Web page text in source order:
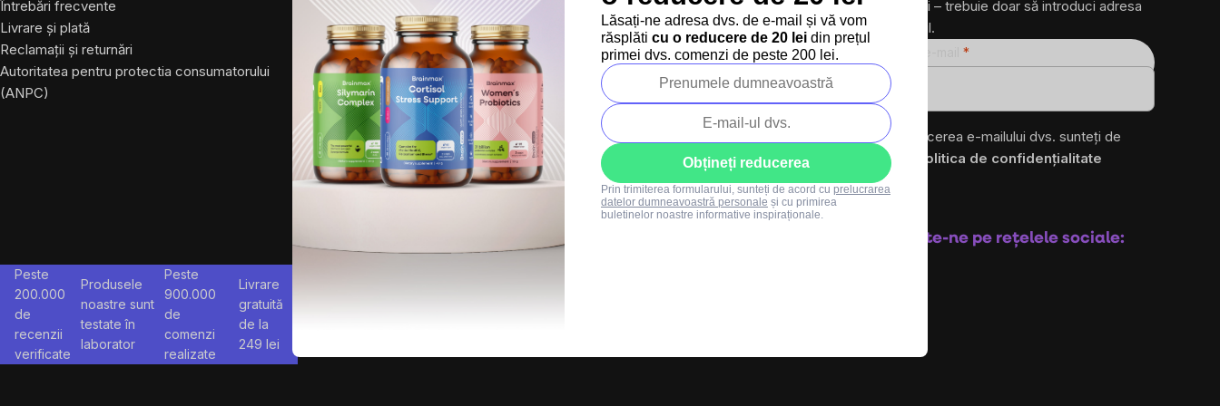
Întrebări frecvente
Livrare și plată
Reclamații și returnări
Autoritatea pentru protectia consumatorului
(ANPC)
Regulament SUMMER
SALE
+40 373 811 716
Luni-vineri: 8:00-16:00
info@brainmarket.ro
produse noi – trebuie doar să introduci adresa
ta de e-mail.
Prin introducerea e-mailului dvs. sunteți de
acord cu
politica de confidențialitate
Urmărește-ne pe rețelele sociale:
Peste
200.000
de
recenzii
verificate
Produsele
noastre sunt
testate în
laborator
Peste
900.000
de
comenzi
realizate
Livrare
gratuită
de la
249 lei
Lăsați-ne adresa dvs. de e-mail și vă vom
răsplăti cu o reducere de 20 lei din prețul
primei dvs. comenzi de peste 200 lei.
Obțineți reducerea
Prin trimiterea formularului, sunteți de acord cu prelucrarea
datelor dumneavoastră personale și cu primirea
buletinelor noastre informative inspiraționale.